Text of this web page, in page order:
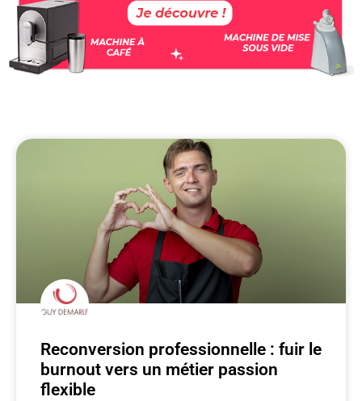
Reconversion professionnelle : fuir le
burnout vers un métier passion
flexible